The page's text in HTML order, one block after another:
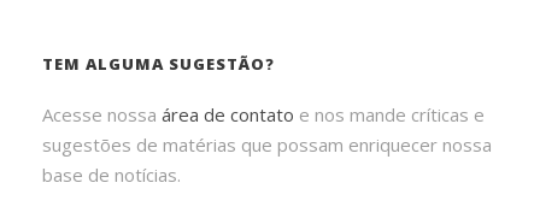
TEM ALGUMA SUGESTÃO?
Acesse nossa área de contato e nos mande críticas e
sugestões de matérias que possam enriquecer nossa
base de notícias.